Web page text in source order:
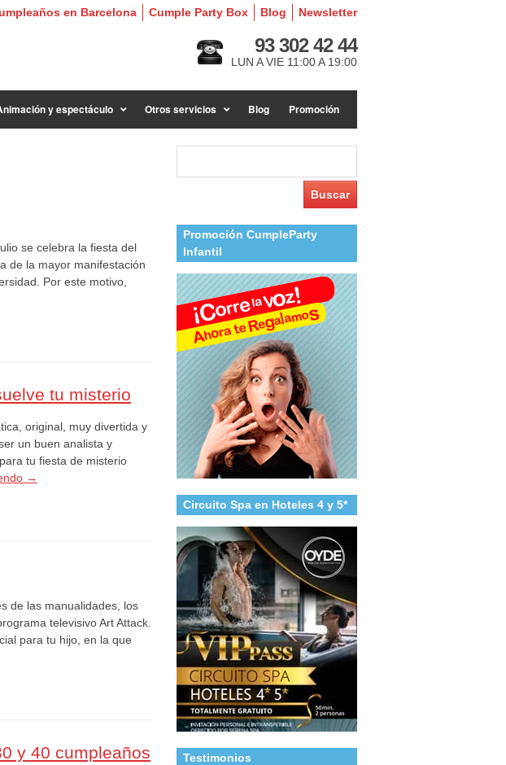
Newsletter
Blog
Cumple Party Box
en Barcelona
93 302 42 44
LUN A VIE 11:00 A 19:00
y espectáculo Otros servicios Blog Promoción
se celebra la fiesta del
de la mayor manifestación
Por este motivo,
tu misterio
original, muy divertida y
un buen analista y
tu fiesta de misterio
→
de las manualidades, los
televisivo Art Attack.
para tu hijo, en la que
y 40 cumpleaños
Promoción CumpleParty
Infantil
Circuito Spa en Hoteles 4 y 5*
Testimonios